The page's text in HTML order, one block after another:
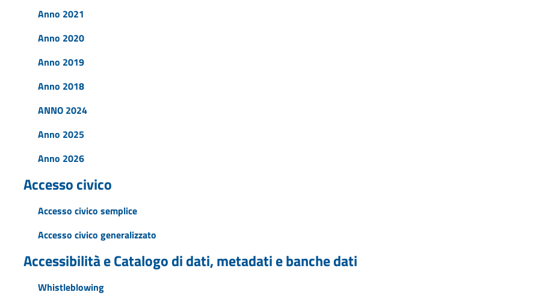
Anno 2021
Anno 2020
Anno 2019
Anno 2018
ANNO 2024
Anno 2025
Anno 2026
Accesso civico
Accesso civico semplice
Accesso civico generalizzato
Accessibilità e Catalogo di dati, metadati e banche dati
Whistleblowing